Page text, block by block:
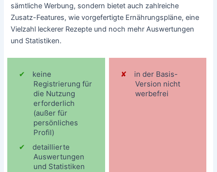
sämtliche Werbung, sondern bietet auch zahlreiche
Zusatz-Features, wie vorgefertigte Ernährungspläne, eine
Vielzahl leckerer Rezepte und noch mehr Auswertungen
und Statistiken.
keine
Registrierung für
die Nutzung
erforderlich
(außer für
persönliches
Profil)
detaillierte
Auswertungen
und Statistiken
in der Basis-
Version nicht
werbefrei